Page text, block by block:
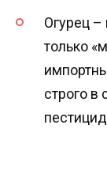
Огурец
только
строго в